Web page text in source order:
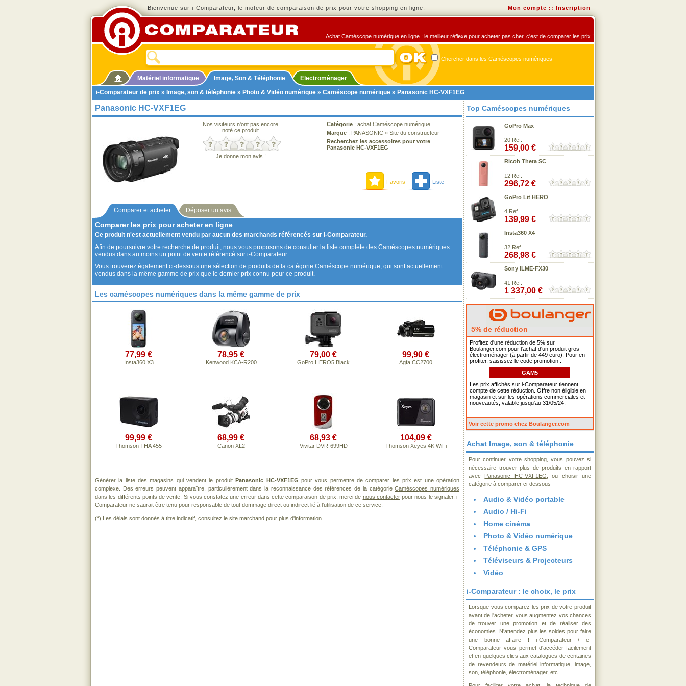
Bienvenue sur i-Comparateur, le moteur de comparaison de prix pour votre shopping en ligne. Mon compte :: Inscription
Achat Caméscope numérique en ligne : le meilleur réflexe pour acheter pas cher, c'est de comparer les prix !
Chercher dans les Caméscopes numériques
Matériel informatique Image, Son & Téléphonie
Electroménager
i-Comparateur de prix » Image, son & téléphonie » Photo & Vidéo numérique » Caméscope numérique » Panasonic HC-VXF1EG
Panasonic HC-VXF1EG
Nos visiteurs n'ont pas encore
noté ce produit
Je donne mon avis !
Catégorie : achat Caméscope numérique
Marque : PANASONIC » Site du constructeur
Recherchez les accessoires pour votre
Panasonic HC-VXF1EG
Favoris Liste
Comparer et acheter Déposer un avis
Comparer les prix pour acheter en ligne
Ce produit n'est actuellement vendu par aucun des marchands référencés sur i-Comparateur.
Afin de poursuivre votre recherche de produit, nous vous proposons de consulter la liste complète des Caméscopes numériques
vendus dans au moins un point de vente référencé sur i-Comparateur.
Vous trouverez également ci-dessous une sélection de produits de la catégorie Caméscope numérique, qui sont actuellement
vendus dans la même gamme de prix que le dernier prix connu pour ce produit.
Les caméscopes numériques dans la même gamme de prix
77,99 €
Insta360 X3
78,95 €
Kenwood KCA-R200
79,00 €
GoPro HERO5 Black
99,90 €
Agfa CC2700
99,99 €
Thomson THA 455
68,99 €
Canon XL2
68,93 €
Vivitar DVR-699HD
104,09 €
Thomson Xeyes 4K WiFi
Générer la liste des magasins qui vendent le produitPanasonic HC-VXF1EG pour vous permettre de comparer les prix est une opération
complexe. Des erreurs peuvent apparaître, particulièrement dans la reconnaissance des références de la catégorieCaméscopes numériques
dans les différents points de vente. Si vous constatez une erreur dans cette comparaison de prix, merci de nous contacterpour nous le signaler. i-
Comparateur ne saurait être tenu pour responsable de tout dommage direct ou indirect lié à l'utilisation de ce service.
(*) Les délais sont donnés à titre indicatif, consultez le site marchand pour plus d'information.
Top Caméscopes numériques
GoPro Max
20 Ref.
159,00 €
Ricoh Theta SC
12 Ref.
296,72 €
GoPro Lit HERO
4 Ref.
139,99 €
Insta360 X4
32 Ref.
268,98 €
Sony ILME-FX30
41 Ref.
1 337,00 €
5% de réduction
Profitez d'une réduction de 5% sur
Boulanger.com pour l'achat d'un produit gros
électroménager (à partir de 449 euro). Pour en
profiter, saisissez le code promotion :
GAM5
Les prix affichés sur i-Comparateur tiennent
compte de cette réduction. Offre non éligible en
magasin et sur les opérations commerciales et
nouveautés, valable jusqu'au 31/05/24.
Voir cette promo chez Boulanger.com
Achat Image, son & téléphonie
Pour continuer votre shopping, vous pouvez si
nécessaire trouver plus de produits en rapport
avec Panasonic HC-VXF1EG , ou choisir une
catégorie à comparer ci-dessous
Audio & Vidéo portable
Audio / Hi-Fi
Home cinéma
Photo & Vidéo numérique
Téléphonie & GPS
Téléviseurs & Projecteurs
Vidéo
i-Comparateur : le choix, le prix
Lorsque vous comparez les prix de votre produit
avant de l'acheter, vous augmentez vos chances
de trouver une promotion et de réaliser des
économies. N'attendez plus les soldes pour faire
une bonne affaire ! i-Comparateur / e-
Comparateur vous permet d'accéder facilement
et en quelques clics aux catalogues de centaines
de revendeurs de matériel informatique, image,
son, téléphonie, électroménager, etc..